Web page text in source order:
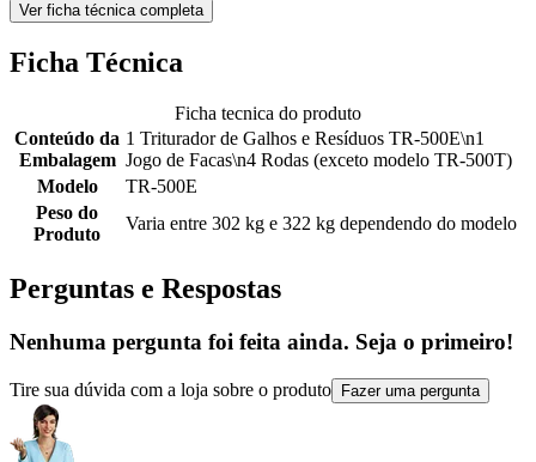
Ver ficha técnica completa
Ficha Técnica
Ficha tecnica do produto
Conteúdo da
Embalagem
1 Triturador de Galhos e Resíduos TR-500E\n1
Jogo de Facas\n4 Rodas (exceto modelo TR-500T)
Modelo
TR-500E
Peso do
Produto
Varia entre 302 kg e 322 kg dependendo do modelo
Perguntas e Respostas
Nenhuma pergunta foi feita ainda. Seja o primeiro!
Tire sua dúvida com a loja sobre o produto Fazer uma pergunta